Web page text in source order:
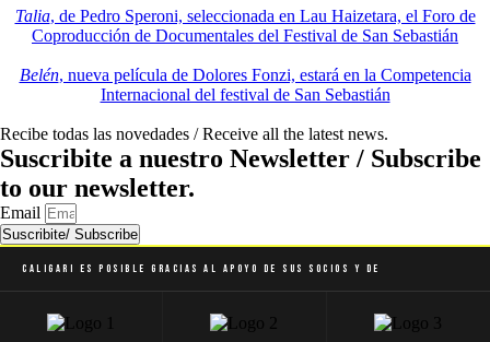
Talia, de Pedro Speroni, seleccionada en Lau Haizetara, el Foro de
Coproducción de Documentales del Festival de San Sebastián
Belén, nueva película de Dolores Fonzi, estará en la Competencia
Internacional del festival de San Sebastián
Recibe todas las novedades / Receive all the latest news.
Suscribite a nuestro Newsletter / Subscribe
to our newsletter.
Email
Suscribite/ Subscribe
Caligari es posible gracias al apoyo de sus socios y de